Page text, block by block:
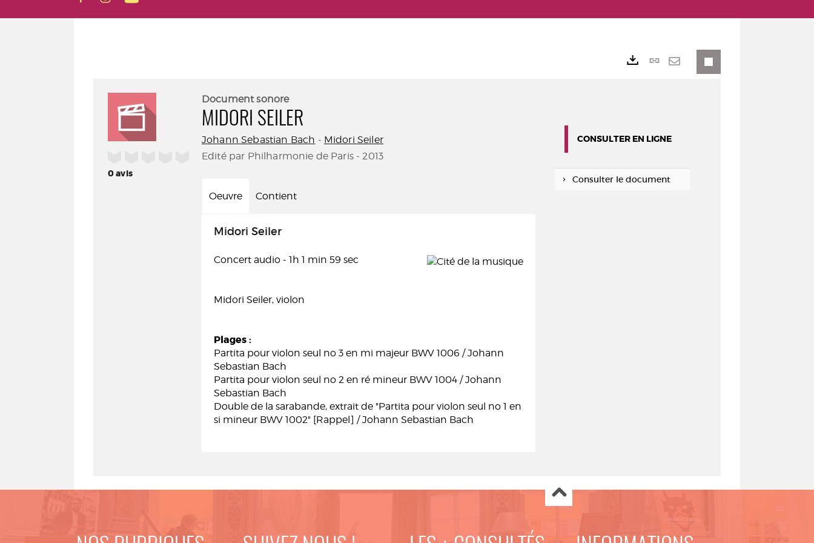
0avis
Document sonore
MIDORI SEILER
Johann Sebastian Bach - Midori Seiler
Edité par Philharmonie de Paris - 2013
Oeuvre Contient
Midori Seiler
Concert audio - 1h 1 min 59 sec
Midori Seiler, violon
Plages :
Partita pour violon seul no 3 en mi majeur BWV 1006 / Johann
Sebastian Bach
Partita pour violon seul no 2 en ré mineur BWV 1004 / Johann
Sebastian Bach
Double de la sarabande, extrait de "Partita pour violon seul no 1 en
si mineur BWV 1002" [Rappel] / Johann Sebastian Bach
Lien
CONSULTER EN LIGNE
Consulter le document